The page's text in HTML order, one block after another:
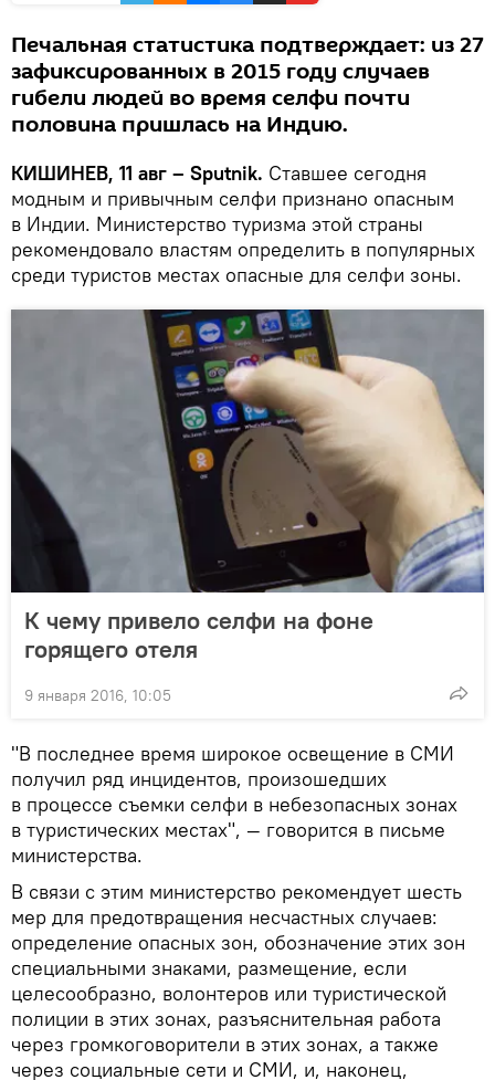
Печальная статистика подтверждает: из 27
зафиксированных в 2015 году случаев
гибели людей во время селфи почти
половина пришлась на Индию.
КИШИНЕВ, 11 авг – Sputnik. Ставшее сегодня
модным и привычным селфи признано опасным
в Индии. Министерство туризма этой страны
рекомендовало властям определить в популярных
среди туристов местах опасные для селфи зоны.
К чему привело селфи на фоне
горящего отеля
9 января 2016, 10:05
"В последнее время широкое освещение в СМИ
получил ряд инцидентов, произошедших
в процессе съемки селфи в небезопасных зонах
в туристических местах", — говорится в письме
министерства.
В связи с этим министерство рекомендует шесть
мер для предотвращения несчастных случаев:
определение опасных зон, обозначение этих зон
специальными знаками, размещение, если
целесообразно, волонтеров или туристической
полиции в этих зонах, разъяснительная работа
через громкоговорители в этих зонах, а также
через социальные сети и СМИ, и, наконец,